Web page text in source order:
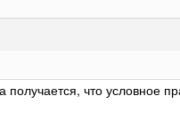
что условное